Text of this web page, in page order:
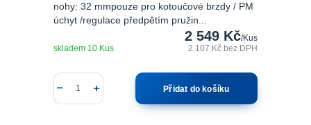
nohy: 32 mmpouze pro kotoučové brzdy / PM
úchyt /regulace předpětím pružin...
2 549 Kč/Kus
2 107 Kčbez DPH
skladem 10 Kus
Přidat do košíku